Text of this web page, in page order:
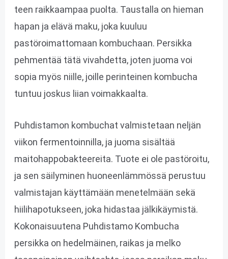
teen raikkaampaa puolta. Taustalla on hieman
hapan ja elävä maku, joka kuuluu
pastöroimattomaan kombuchaan. Persikka
pehmentää tätä vivahdetta, joten juoma voi
sopia myös niille, joille perinteinen kombucha
tuntuu joskus liian voimakkaalta.
Puhdistamon kombuchat valmistetaan neljän
viikon fermentoinnilla, ja juoma sisältää
maitohappobakteereita. Tuote ei ole pastöroitu,
ja sen säilyminen huoneenlämmössä perustuu
valmistajan käyttämään menetelmään sekä
hiilihapotukseen, joka hidastaa jälkikäymistä.
Kokonaisuutena Puhdistamo Kombucha
persikka on hedelmäinen, raikas ja melko